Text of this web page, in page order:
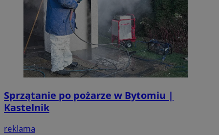
Sprzątanie po pożarze w Bytomiu |
Kastelnik
reklama